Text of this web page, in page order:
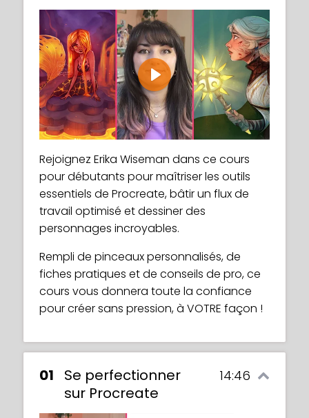
Play
Rejoignez Erika Wiseman dans ce cours
pour débutants pour maîtriser les outils
essentiels de Procreate, bâtir un flux de
travail optimisé et dessiner des
personnages incroyables.
Rempli de pinceaux personnalisés, de
fiches pratiques et de conseils de pro, ce
cours vous donnera toute la confiance
pour créer sans pression, à VOTRE façon !
01
Se perfectionner
sur Procreate
14:46